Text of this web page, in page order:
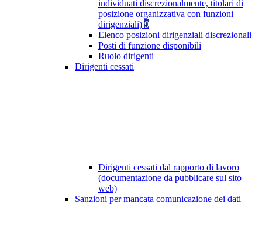
individuati discrezionalmente, titolari di
posizione organizzativa con funzioni
dirigenziali) 9
Elenco posizioni dirigenziali discrezionali
Posti di funzione disponibili
Ruolo dirigenti
Dirigenti cessati
Dirigenti cessati dal rapporto di lavoro
(documentazione da pubblicare sul sito
web)
Sanzioni per mancata comunicazione dei dati